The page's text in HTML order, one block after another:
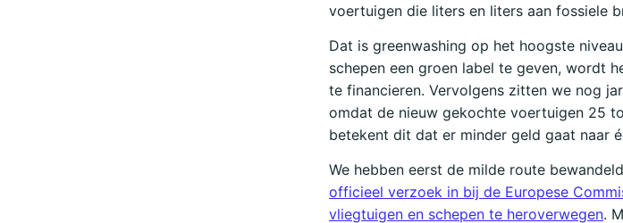
voertuigen die liters en liters aan fossiele
Dat is greenwashing op het hoogste
schepen een groen label te geven, wordt
te financieren. Vervolgens zitten we nog
omdat de nieuw gekochte voertuigen 25
betekent dit dat er minder geld gaat naar
We hebben eerst de milde route
officieel verzoek in bij de Europese
vliegtuigen en schepen te heroverwegen.